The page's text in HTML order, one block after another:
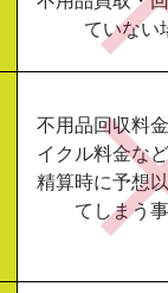
ていない
不用品回収料
イクル料金な
精算時に予想
てしまう